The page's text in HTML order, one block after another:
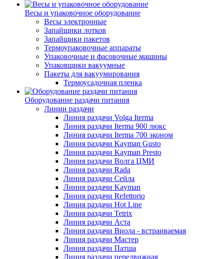
Весы и упаковочное оборудование
Весы электронные
Запайщики лотков
Запайщики пакетов
Термоупаковочные аппараты
Упаковочные и фасовочные машины
Упаковщики вакуумные
Пакеты для вакуумирования
Термоусадочная пленка
Оборудование раздачи питания
Линии раздачи
Линия раздачи Volga Iterma
Линия раздачи Iterma 900 люкс
Линия раздачи Iterma 700 эконом
Линия раздачи Kayman Gusto
Линия раздачи Kayman Presto
Линия раздачи Волга ЦМИ
Линия раздачи Rada
Линия раздачи Сейла
Линия раздачи Kayman
Линия раздачи Refettorio
Линия раздачи Hot Line
Линия раздачи Tetrix
Линия раздачи Аста
Линия раздачи Виола - встраиваемая
Линия раздачи Мастер
Линия раздачи Патша
Линия раздачи передвижная